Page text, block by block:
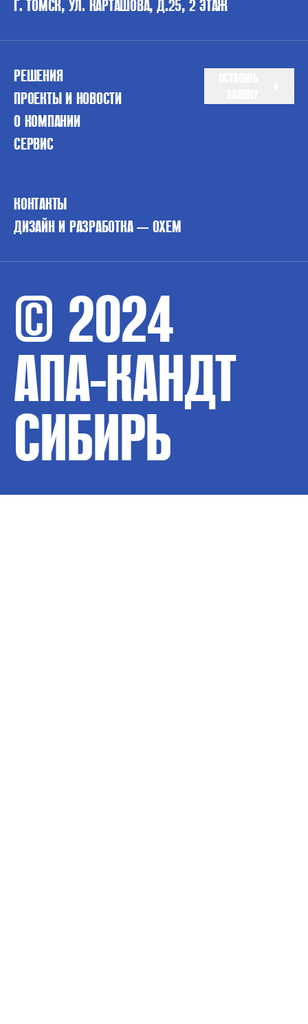
Г. ТОМСК, УЛ. КАРТАШОВА, Д.25, 2 ЭТАЖ
РЕШЕНИЯ
ПРОЕКТЫ И НОВОСТИ
О КОМПАНИИ
СЕРВИС
КОНТАКТЫ
ДИЗАЙН И РАЗРАБОТКА — OXEM
© 2024
АПА-КАНДТ
СИБИРЬ